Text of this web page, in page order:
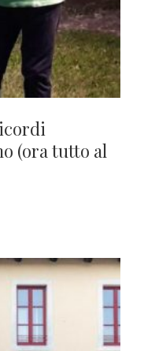
(ora tutto al